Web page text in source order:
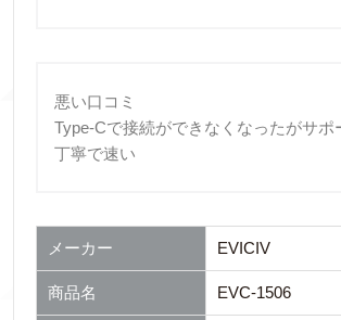
悪い口コミ
Type-Cで接続ができなくなったがサポ
丁寧で速い
メーカー EVICIV
商品名 EVC-1506